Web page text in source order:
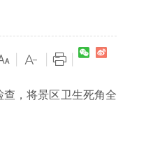
，将景区卫生死角全